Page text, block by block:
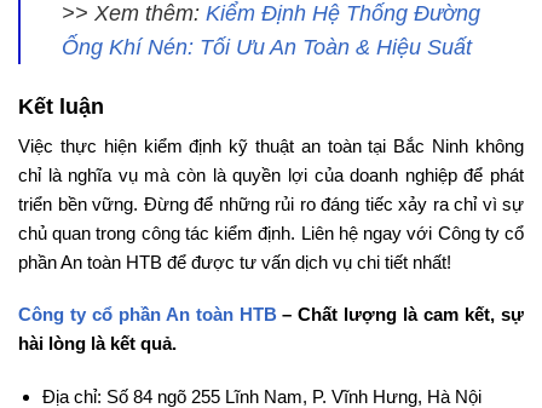
>> Xem thêm: Kiểm Định Hệ Thống Đường
Ống Khí Nén: Tối Ưu An Toàn & Hiệu Suất
Kết luận
Việc thực hiện kiểm định kỹ thuật an toàn tại Bắc Ninh không
chỉ là nghĩa vụ mà còn là quyền lợi của doanh nghiệp để phát
triển bền vững. Đừng để những rủi ro đáng tiếc xảy ra chỉ vì sự
chủ quan trong công tác kiểm định. Liên hệ ngay với Công ty cổ
phần An toàn HTB để được tư vấn dịch vụ chi tiết nhất!
Công ty cổ phần An toàn HTB– Chất lượng là cam kết, sự
hài lòng là kết quả.
Địa chỉ: Số 84 ngõ 255 Lĩnh Nam, P. Vĩnh Hưng, Hà Nội